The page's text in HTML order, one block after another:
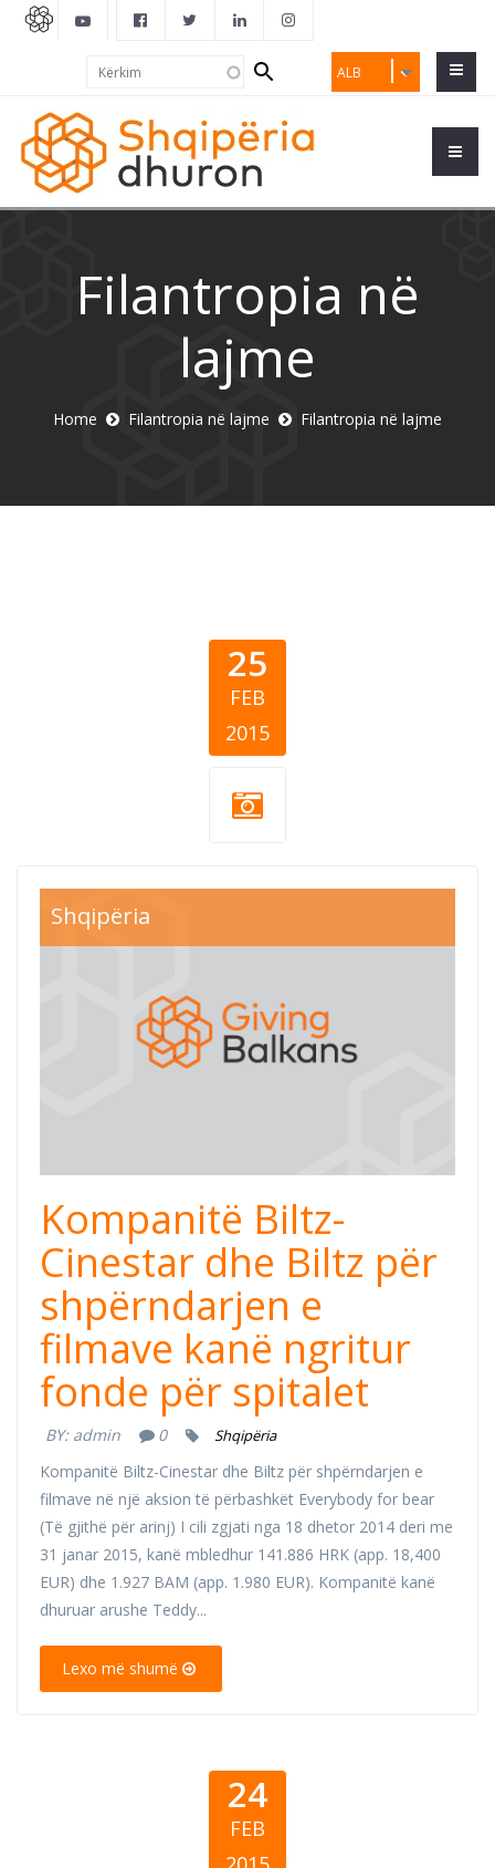
ALB
Search
form
Filantropia në
lajme
Home Filantropia në lajme Filantropia në lajme
25
FEB
2015
Shqipëria
Kompanitë Biltz-
Cinestar dhe Biltz për
shpërndarjen e
filmave kanë ngritur
fonde për spitalet
BY: admin 0 Shqipëria
Kompanitë Biltz-Cinestar dhe Biltz për shpërndarjen e
filmave në një aksion të përbashkët Everybody for bear
(Të gjithë për arinj) I cili zgjati nga 18 dhetor 2014 deri me
31 janar 2015, kanë mbledhur 141.886 HRK (app. 18,400
EUR) dhe 1.927 BAM (app. 1.980 EUR). Kompanitë kanë
dhuruar arushe Teddy...
Lexo më shumë
24
FEB